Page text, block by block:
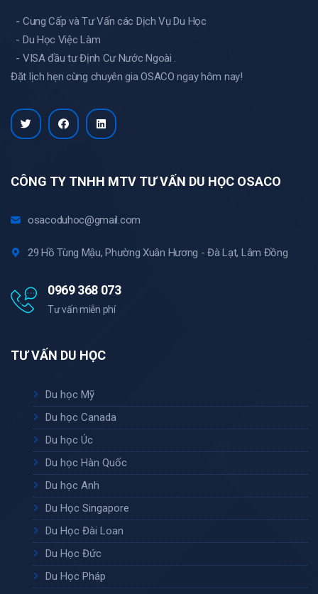
- Cung Cấp và Tư Vấn các Dịch Vụ Du Học
- Du Học Việc Làm
- VISA đầu tư Định Cư Nước Ngoài .
Đặt lịch hẹn cùng chuyên gia OSACO ngay hôm nay!
CÔNG TY TNHH MTV TƯ VẤN DU HỌC OSACO
osacoduhoc@gmail.com
29 Hồ Tùng Mậu, Phường Xuân Hương - Đà Lạt, Lâm Đồng
0969 368 073
Tư vấn miễn phí
TƯ VẤN DU HỌC
Du học Mỹ
Du học Canada
Du học Úc
Du học Hàn Quốc
Du học Anh
Du Học Singapore
Du Học Đài Loan
Du Học Đức
Du Học Pháp